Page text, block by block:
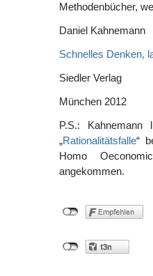
Methodenbücher,
Daniel Kahnemann
Schnelles Denken,
Siedler Verlag
München 2012
P.S.:
„Rationalitätsfalle“
Homo
angekommen.